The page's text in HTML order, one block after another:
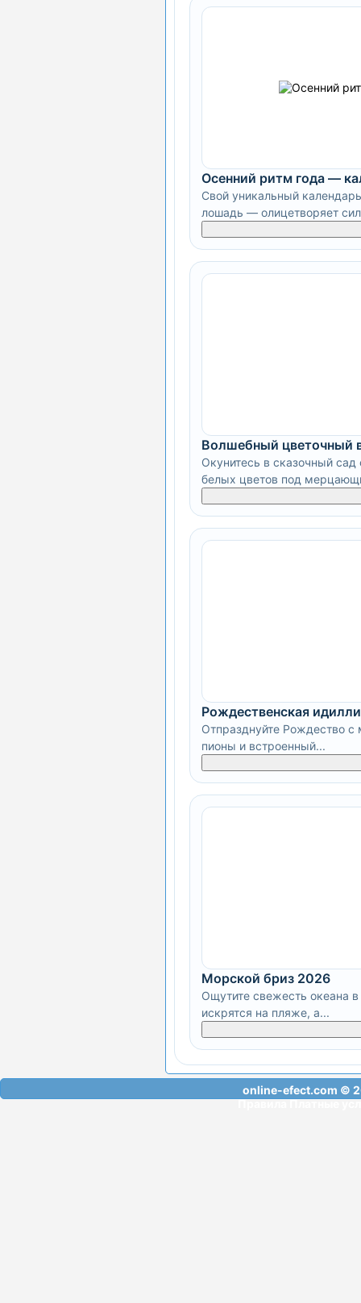
Осенний ритм года —
Свой уникальный
лошадь — олицетворяет
Волшебный цветочный
Окунитесь в сказочный
белых цветов под
Рождественская
Отпразднуйте Рождество с
пионы и встроенный...
Морской бриз 2026
Ощутите свежесть океана
искрятся на пляже, а...
online-efect.com ©
ПравилаПлатные